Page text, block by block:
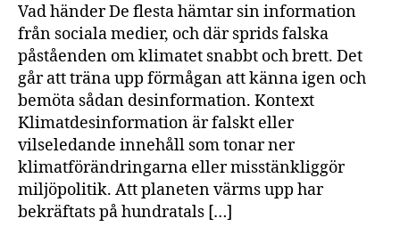
Vad händer De flesta hämtar sin information
från sociala medier, och där sprids falska
påståenden om klimatet snabbt och brett. Det
går att träna upp förmågan att känna igen och
bemöta sådan desinformation. Kontext
Klimatdesinformation är falskt eller
vilseledande innehåll som tonar ner
klimatförändringarna eller misstänkliggör
miljöpolitik. Att planeten värms upp har
bekräftats på hundratals […]